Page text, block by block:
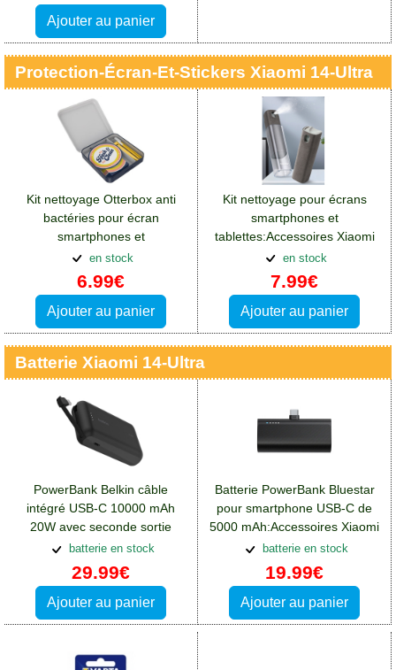
Ajouter au panier
Protection-Écran-Et-Stickers Xiaomi 14-Ultra
Kit nettoyage Otterbox anti
bactéries pour écran
smartphones et
tablettes:Accessoires Xiaomi
14 Ultra
en stock
6.99€
Ajouter au panier
Kit nettoyage pour écrans
smartphones et
tablettes:Accessoires Xiaomi
14 Ultra
en stock
7.99€
Ajouter au panier
Batterie Xiaomi 14-Ultra
PowerBank Belkin câble
intégré USB-C 10000 mAh
20W avec seconde sortie
USB-C:Accessoires Xiaomi 14
Ultra
batterie en stock
29.99€
Ajouter au panier
Batterie PowerBank Bluestar
pour smartphone USB-C de
5000 mAh:Accessoires Xiaomi
14 Ultra
batterie en stock
19.99€
Ajouter au panier